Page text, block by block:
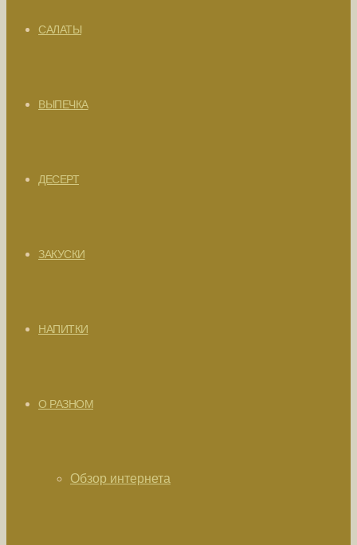
САЛАТЫ
ВЫПЕЧКА
ДЕСЕРТ
ЗАКУСКИ
НАПИТКИ
О РАЗНОМ
Обзор интернета